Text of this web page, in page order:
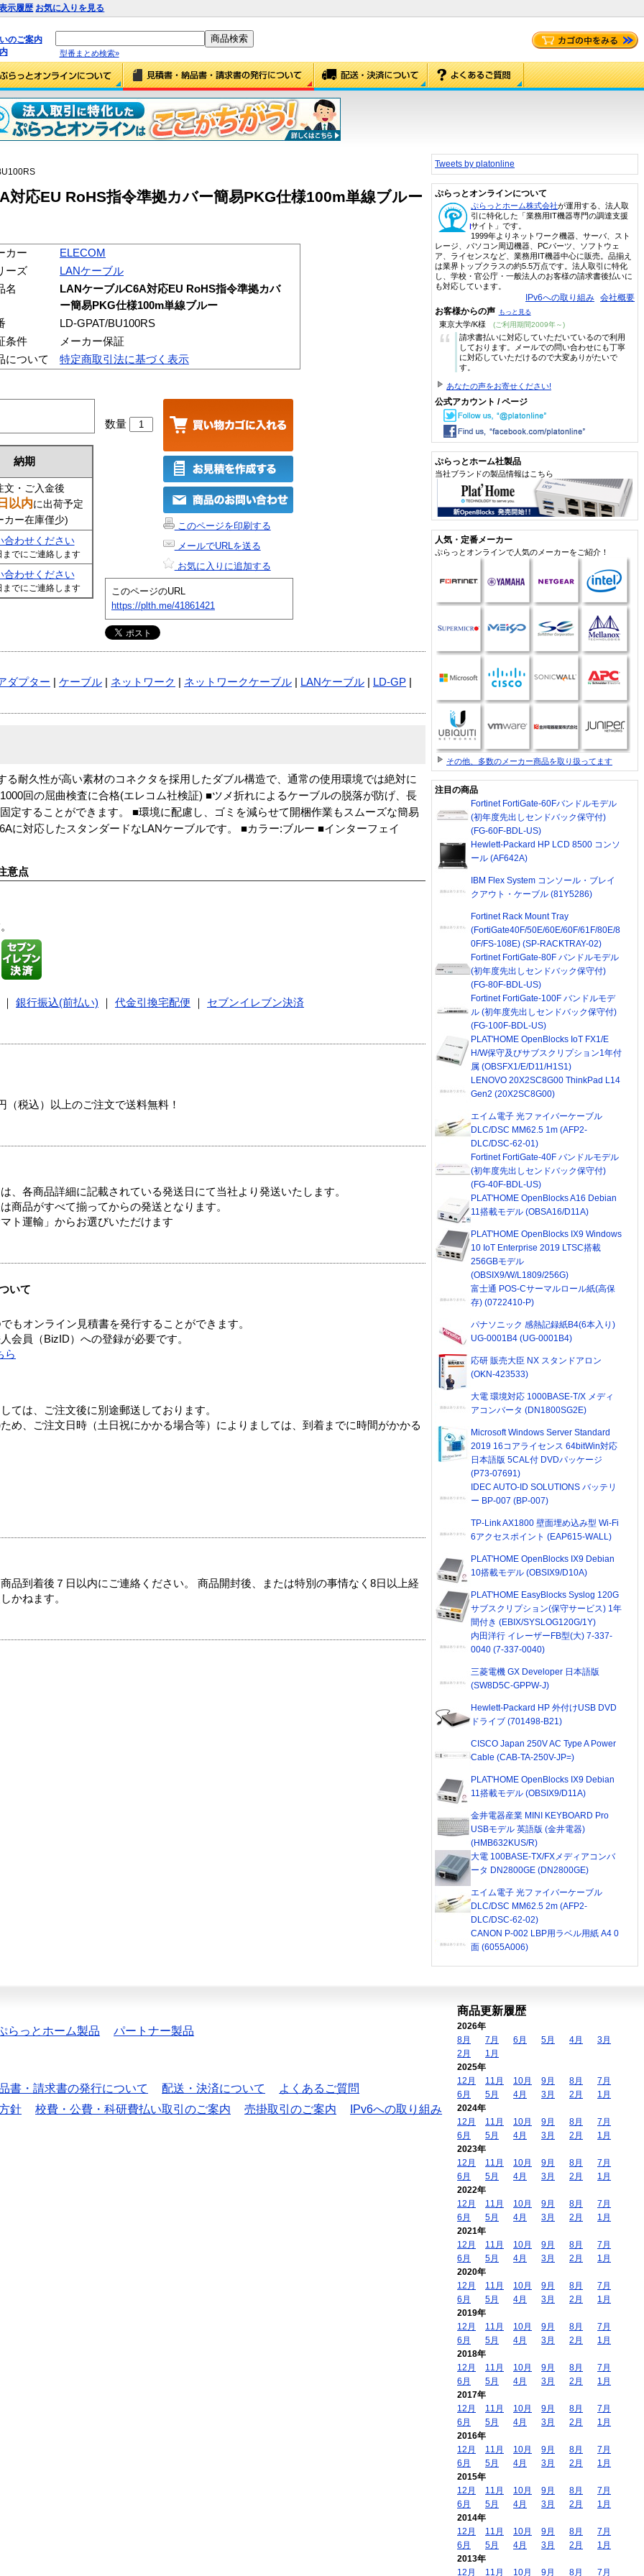
示履歴 お気に入りを見る
のご案内
型番まとめ検索»
対応EU RoHS指令準拠カバー簡易PKG仕様100m単線ブルー
カー
ELECOM
ーズ
LANケーブル
名
LANケーブルC6A対応EU RoHS指令準拠カバ
ー簡易PKG仕様100m単線ブルー
LD-GPAT/BU100RS
条件
メーカー保証
について
特定商取引法に基づく表示
納期
文・ご入金後
以内に出荷予定
カー在庫僅少)
合わせください
までにご連絡します
合わせください
までにご連絡します
数量
このページを印刷する
メールでURLを送る
お気に入りに追加する
このページのURL
https://plth.me/41861421
ダプター ケーブル ネットワーク ネットワークケーブル LANケーブル LD-GP
る耐久性が高い素材のコネクタを採用したダブル構造で、通常の使用環境では絶対に
回の屈曲検査に合格(エレコム社検証) ■ツメ折れによるケーブルの脱落が防げ、長
定することができます。 ■環境に配慮し、ゴミを減らせて開梱作業もスムーズな簡易
に対応したスタンダードなLANケーブルです。 ■カラー:ブルー ■インターフェイ
意点
銀行振込(前払い) 代金引換宅配便
セブンイレブン決済
税込）以上のご注文で送料無料！
、各商品詳細に記載されている発送日にて当社より発送いたします。
商品がすべて揃ってからの発送となります。
ト運輸」からお選びいただけます
いて
もオンライン見積書を発行することができます。
会員（BizID）への登録が必要です。
ら
ては、ご注文後に別途郵送しております。
め、ご注文日時（土日祝にかかる場合等）によりましては、到着までに時間がかかる
品到着後７日以内にご連絡ください。 商品開封後、または特別の事情なく8日以上経
かねます。
Tweets by platonline
ぷらっとオンラインについて
ぷらっとホーム株式会社が運用する、法人取
引に特化した「業務用IT機器専門の調達支援
サイト」です。
1999年よりネットワーク機器、サーバ、スト
レージ、パソコン周辺機器、PCパーツ、ソフトウェ
ア、ライセンスなど、業務用IT機器中心に販売。品揃え
は業界トップクラスの約5.5万点です。法人取引に特化
し、学校・官公庁・一般法人のお客様の請求書後払いに
も対応しています。
IPv6への取り組み 会社概要
お客様からの声 もっと見る
東京大学/K様 (ご利用期間2009年～)
“
請求書払いに対応していただいているので利用
しております。メールでの問い合わせにも丁寧
に対応していただけるので大変ありがたいで
す。
あなたの声をお寄せください!
公式アカウント / ページ
ぷらっとホーム社製品
当社ブランドの製品情報はこちら
人気・定番メーカー
ぷらっとオンラインで人気のメーカーをご紹介！
その他、多数のメーカー商品を取り扱ってます
注目の商品
Fortinet FortiGate-60Fバンドルモデル
(初年度先出しセンドバック保守付)
(FG-60F-BDL-US)
Hewlett-Packard HP LCD 8500 コンソ
ール (AF642A)
IBM Flex System コンソール・ブレイ
クアウト・ケーブル (81Y5286)
Fortinet Rack Mount Tray
(FortiGate40F/50E/60E/60F/61F/80E/8
0F/FS-108E) (SP-RACKTRAY-02)
Fortinet FortiGate-80F バンドルモデル
(初年度先出しセンドバック保守付)
(FG-80F-BDL-US)
Fortinet FortiGate-100F バンドルモデ
ル (初年度先出しセンドバック保守付)
(FG-100F-BDL-US)
PLAT'HOME OpenBlocks IoT FX1/E
H/W保守及びサブスクリプション1年付
属 (OBSFX1/E/D11/H1S1)
LENOVO 20X2SC8G00 ThinkPad L14
Gen2 (20X2SC8G00)
エイム電子 光ファイバーケーブル
DLC/DSC MM62.5 1m (AFP2-
DLC/DSC-62-01)
Fortinet FortiGate-40F バンドルモデル
(初年度先出しセンドバック保守付)
(FG-40F-BDL-US)
PLAT'HOME OpenBlocks A16 Debian
11搭載モデル (OBSA16/D11A)
PLAT'HOME OpenBlocks IX9 Windows
10 IoT Enterprise 2019 LTSC搭載
256GBモデル
(OBSIX9/W/L1809/256G)
富士通 POS-Cサーマルロール紙(高保
存) (0722410-P)
パナソニック 感熱記録紙B4(6本入り)
UG-0001B4 (UG-0001B4)
応研 販売大臣 NX スタンドアロン
(OKN-423533)
大電 環境対応 1000BASE-T/X メディ
アコンバータ (DN1800SG2E)
Microsoft Windows Server Standard
2019 16コアライセンス 64bitWin対応
日本語版 5CAL付 DVDパッケージ
(P73-07691)
IDEC AUTO-ID SOLUTIONS バッテリ
ー BP-007 (BP-007)
TP-Link AX1800 壁面埋め込み型 Wi-Fi
6アクセスポイント (EAP615-WALL)
PLAT'HOME OpenBlocks IX9 Debian
10搭載モデル (OBSIX9/D10A)
PLAT'HOME EasyBlocks Syslog 120G
サブスクリプション(保守サービス) 1年
間付き (EBIX/SYSLOG120G/1Y)
内田洋行 イレーザーFB型(大) 7-337-
0040 (7-337-0040)
三菱電機 GX Developer 日本語版
(SW8D5C-GPPW-J)
Hewlett-Packard HP 外付けUSB DVD
ドライブ (701498-B21)
CISCO Japan 250V AC Type A Power
Cable (CAB-TA-250V-JP=)
PLAT'HOME OpenBlocks IX9 Debian
11搭載モデル (OBSIX9/D11A)
金井電器産業 MINI KEYBOARD Pro
USBモデル 英語版 (金井電器)
(HMB632KUS/R)
大電 100BASE-TX/FXメディアコンバ
ータ DN2800GE (DN2800GE)
エイム電子 光ファイバーケーブル
DLC/DSC MM62.5 2m (AFP2-
DLC/DSC-62-02)
CANON P-002 LBP用ラベル用紙 A4 0
面 (6055A006)
らっとホーム製品 パートナー製品
書・請求書の発行について 配送・決済について
よくあるご質問
針 校費・公費・科研費払い取引のご案内 売掛取引のご案内
IPv6への取り組み
商品更新履歴
2026年
8月
7月 6月 5月 4月
3月
2月
1月
2025年
12月
11月 10月 9月 8月
7月
6月
5月 4月 3月 2月
1月
2024年
12月
11月 10月 9月 8月
7月
6月
5月 4月 3月 2月
1月
2023年
12月
11月 10月 9月 8月
7月
6月
5月 4月 3月 2月
1月
2022年
12月
11月 10月 9月 8月
7月
6月
5月 4月 3月 2月
1月
2021年
12月
11月 10月 9月 8月
7月
6月
5月 4月 3月 2月
1月
2020年
12月
11月 10月 9月 8月
7月
6月
5月 4月 3月 2月
1月
2019年
12月
11月 10月 9月 8月
7月
6月
5月 4月 3月 2月
1月
2018年
12月
11月 10月 9月 8月
7月
6月
5月 4月 3月 2月
1月
2017年
12月
11月 10月 9月 8月
7月
6月
5月 4月 3月 2月
1月
2016年
12月
11月 10月 9月 8月
7月
6月
5月 4月 3月 2月
1月
2015年
12月
11月 10月 9月 8月
7月
6月
5月 4月 3月 2月
1月
2014年
12月
11月 10月 9月 8月
7月
6月
5月 4月 3月 2月
1月
2013年
12月
11月 10月 9月 8月 7月